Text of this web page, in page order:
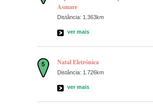
Asmare
Distância: 1.363km
ver mais
Natal Eletrônica
Distância: 1.726km
ver mais